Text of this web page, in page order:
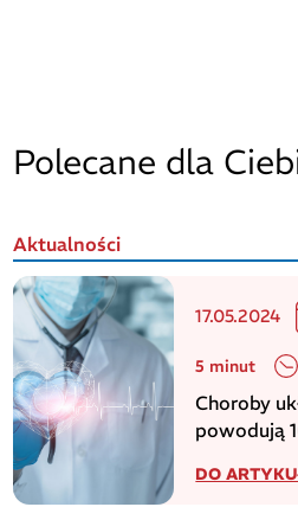
Polecane dla
Aktualności
17.05.2024
5 minut
Choroby
powodują
WHO
DO